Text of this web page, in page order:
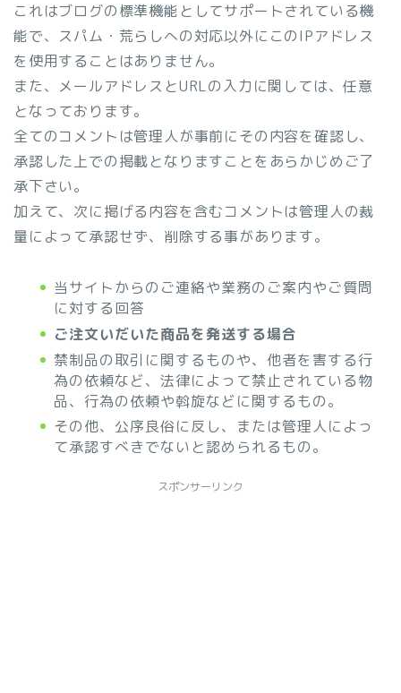
これはブログの標準機能としてサポートされている機
能で、スパム・荒らしへの対応以外にこのIPアドレス
を使用することはありません。
また、メールアドレスとURLの入力に関しては、任意
となっております。
全てのコメントは管理人が事前にその内容を確認し、
承認した上での掲載となりますことをあらかじめご了
承下さい。
加えて、次に掲げる内容を含むコメントは管理人の裁
量によって承認せず、削除する事があります。
当サイトからのご連絡や業務のご案内やご質問
に対する回答
ご注文いだいた商品を発送する場合
禁制品の取引に関するものや、他者を害する行
為の依頼など、法律によって禁止されている物
品、行為の依頼や斡旋などに関するもの。
その他、公序良俗に反し、または管理人によっ
て承認すべきでないと認められるもの。
スポンサーリンク